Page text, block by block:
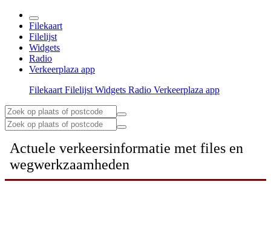
Filekaart
Filelijst
Widgets
Radio
Verkeerplaza app
Filekaart Filelijst Widgets Radio Verkeerplaza app
Actuele verkeersinformatie met files en
wegwerkzaamheden